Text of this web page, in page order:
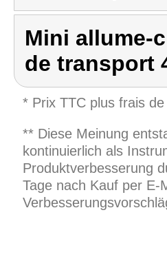
Mini allume-
de transport
* Prix TTC plus frais
** Diese Meinung
kontinuierlich als
Produktverbesserung
Tage nach Kauf per E-